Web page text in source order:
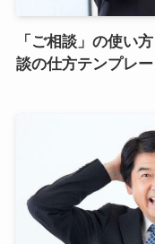
「ご相談」の使い
談の仕方テンプレー